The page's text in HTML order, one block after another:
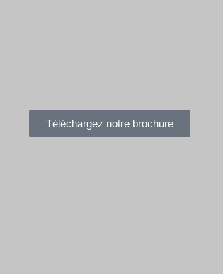
Téléchargez notre brochure